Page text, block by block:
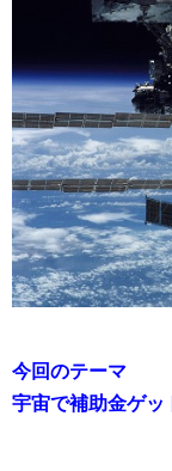
今回のテーマ
宇宙で補助金ゲッ